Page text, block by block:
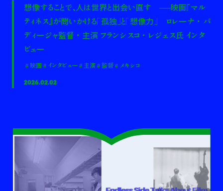
想像することで、人は世界と出会い直す ──映画『マル
ティネス』が問いかける「孤独」と「想像力」 ロレーナ・パ
ディージャ監督・主演 フランシスコ・レジェス氏 インタ
ビュー
＃映画＃インタビュー＃主演 ＃監督＃メキシコ
2026.02.02